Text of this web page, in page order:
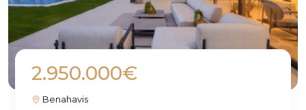
2.950.000€
Benahavis